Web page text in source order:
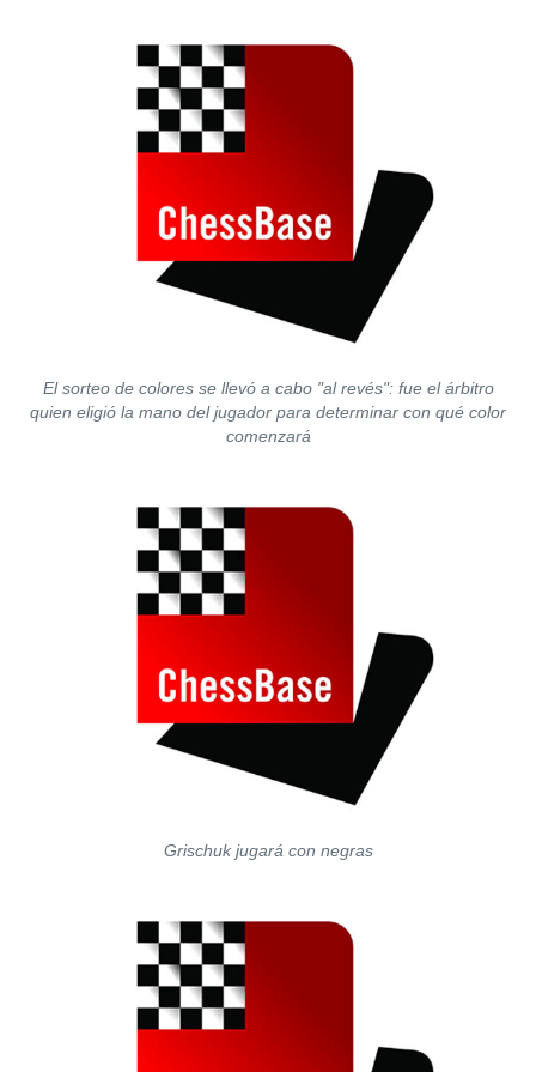
El sorteo de colores se llevó a cabo "al revés": fue el árbitro
quien eligió la mano del jugador para determinar con qué color
comenzará
Grischuk jugará con negras